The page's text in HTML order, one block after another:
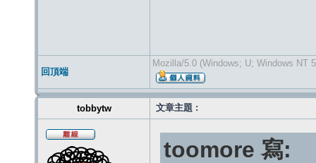
回頂端
Mozilla/5.0 (Windows; U; Windows NT
tobbytw 文章主題 :
toomore 寫: